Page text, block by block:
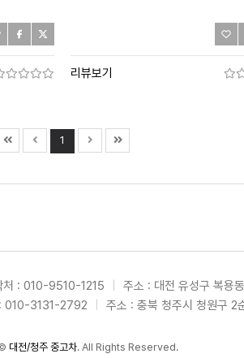
리뷰보기
1
처 : 010-9510-1215
주소 : 대전 유성구 복용
010-3131-2792 주소 : 충북 청주시 청원구 2
대전/청주 중고차. All Rights Reserved.